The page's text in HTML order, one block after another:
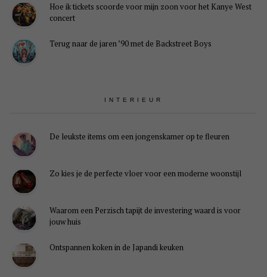
Hoe ik tickets scoorde voor mijn zoon voor het Kanye West
concert
Terug naar de jaren ’90 met de Backstreet Boys
INTERIEUR
De leukste items om een jongenskamer op te fleuren
Zo kies je de perfecte vloer voor een moderne woonstijl
Waarom een Perzisch tapijt de investering waard is voor
jouw huis
Ontspannen koken in de Japandi keuken